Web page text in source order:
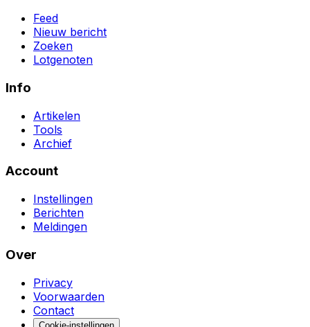
Feed
Nieuw bericht
Zoeken
Lotgenoten
Info
Artikelen
Tools
Archief
Account
Instellingen
Berichten
Meldingen
Over
Privacy
Voorwaarden
Contact